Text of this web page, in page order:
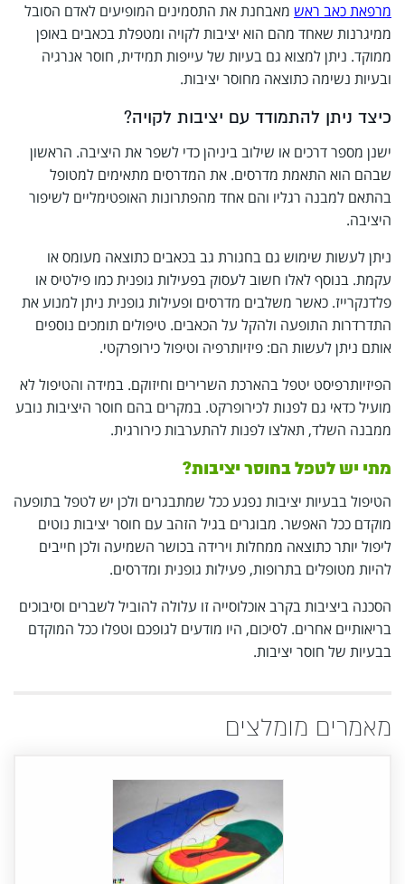
מרפאת כאב ראש מאבחנת את התסמינים המופיעים לאדם הסובל
ממיגרנות שאחד מהם הוא יציבות לקויה ומטפלת בכאבים באופן
ממוקד. ניתן למצוא גם בעיות של עייפות תמידית, חוסר אנרגיה
ובעיות נשימה כתוצאה מחוסר יציבות.
כיצד ניתן להתמודד עם יציבות לקויה?
ישנן מספר דרכים או שילוב ביניהן כדי לשפר את היציבה. הראשון
שבהם הוא התאמת מדרסים. את המדרסים מתאימים למטופל
בהתאם למבנה רגליו והם אחד מהפתרונות האופטימליים לשיפור
היציבה.
ניתן לעשות שימוש גם בחגורת גב בכאבים כתוצאה מעומס או
עקמת. בנוסף לאלו חשוב לעסוק בפעילות גופנית כמו פילטיס או
פלדנקרייז. כאשר משלבים מדרסים ופעילות גופנית ניתן למנוע את
התדרדרות התופעה ולהקל על הכאבים. טיפולים תומכים נוספים
אותם ניתן לעשות הם: פיזיותרפיה וטיפול כירופרקטי.
הפיזיותרפיסט יטפל בהארכת השרירים וחיזוקם. במידה והטיפול לא
מועיל כדאי גם לפנות לכירופרקט. במקרים בהם חוסר היציבות נובע
ממבנה השלד, תאלצו לפנות להתערבות כירורגית.
מתי יש לטפל בחוסר יציבות?
הטיפול בבעיות יציבות נפגע ככל שמתבגרים ולכן יש לטפל בתופעה
מוקדם ככל האפשר. מבוגרים בגיל הזהב עם חוסר יציבות נוטים
ליפול יותר כתוצאה ממחלות וירידה בכושר השמיעה ולכן חייבים
להיות מטופלים בתרופות, פעילות גופנית ומדרסים.
הסכנה ביציבות בקרב אוכלוסייה זו עלולה להוביל לשברים וסיבוכים
בריאותיים אחרים. לסיכום, היו מודעים לגופכם וטפלו ככל המוקדם
בבעיות של חוסר יציבות.
מאמרים מומלצים